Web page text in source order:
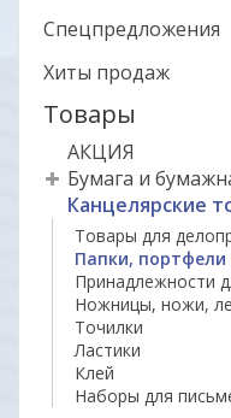
Спецпредложения
Хиты продаж
Товары
АКЦИЯ
Бумага и
Канцелярские
Товары для
Папки, портфели
Принадлежности
Ножницы, ножи,
Точилки
Ластики
Клей
Наборы для